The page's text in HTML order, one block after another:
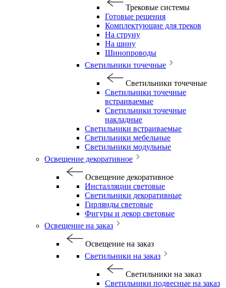
Трековые системы
Готовые решения
Комплектующие для треков
На струну
На шину
Шинопроводы
Светильники точечные
Светильники точечные
Светильники точечные
встраиваемые
Светильники точечные
накладные
Светильники встраиваемые
Светильники мебельные
Светильники модульные
Освещение декоративное
Освещение декоративное
Инсталляции световые
Светильники декоративные
Гирлянды световые
Фигуры и декор световые
Освещение на заказ
Освещение на заказ
Светильники на заказ
Светильники на заказ
Светильники подвесные на заказ